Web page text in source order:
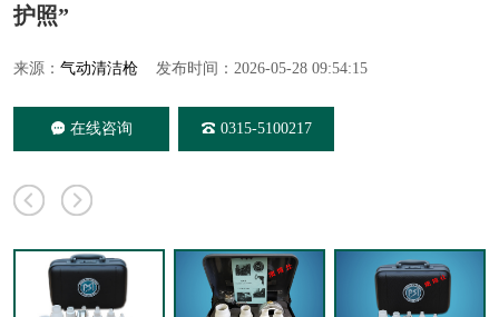
护照”
来源： 气动清洁枪 发布时间：2026-05-28 09:54:15
在线咨询 0315-5100217